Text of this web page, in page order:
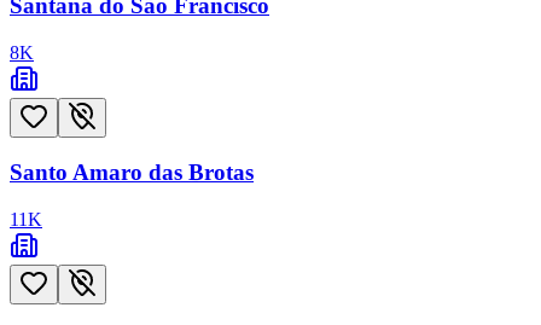
Santana do São Francisco
8K
Santo Amaro das Brotas
11K